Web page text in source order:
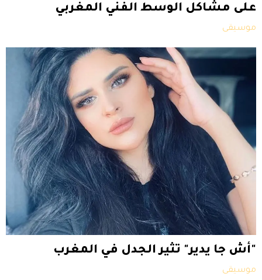
على مشاكل الوسط الفني المغربي
موسيقى
"أش جا يدير" تثير الجدل في المغرب
موسيقى